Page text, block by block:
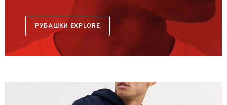
РУБАШКИ EXPLORE